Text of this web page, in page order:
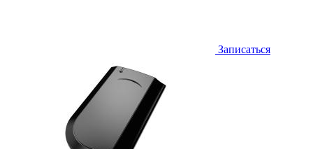
Записаться